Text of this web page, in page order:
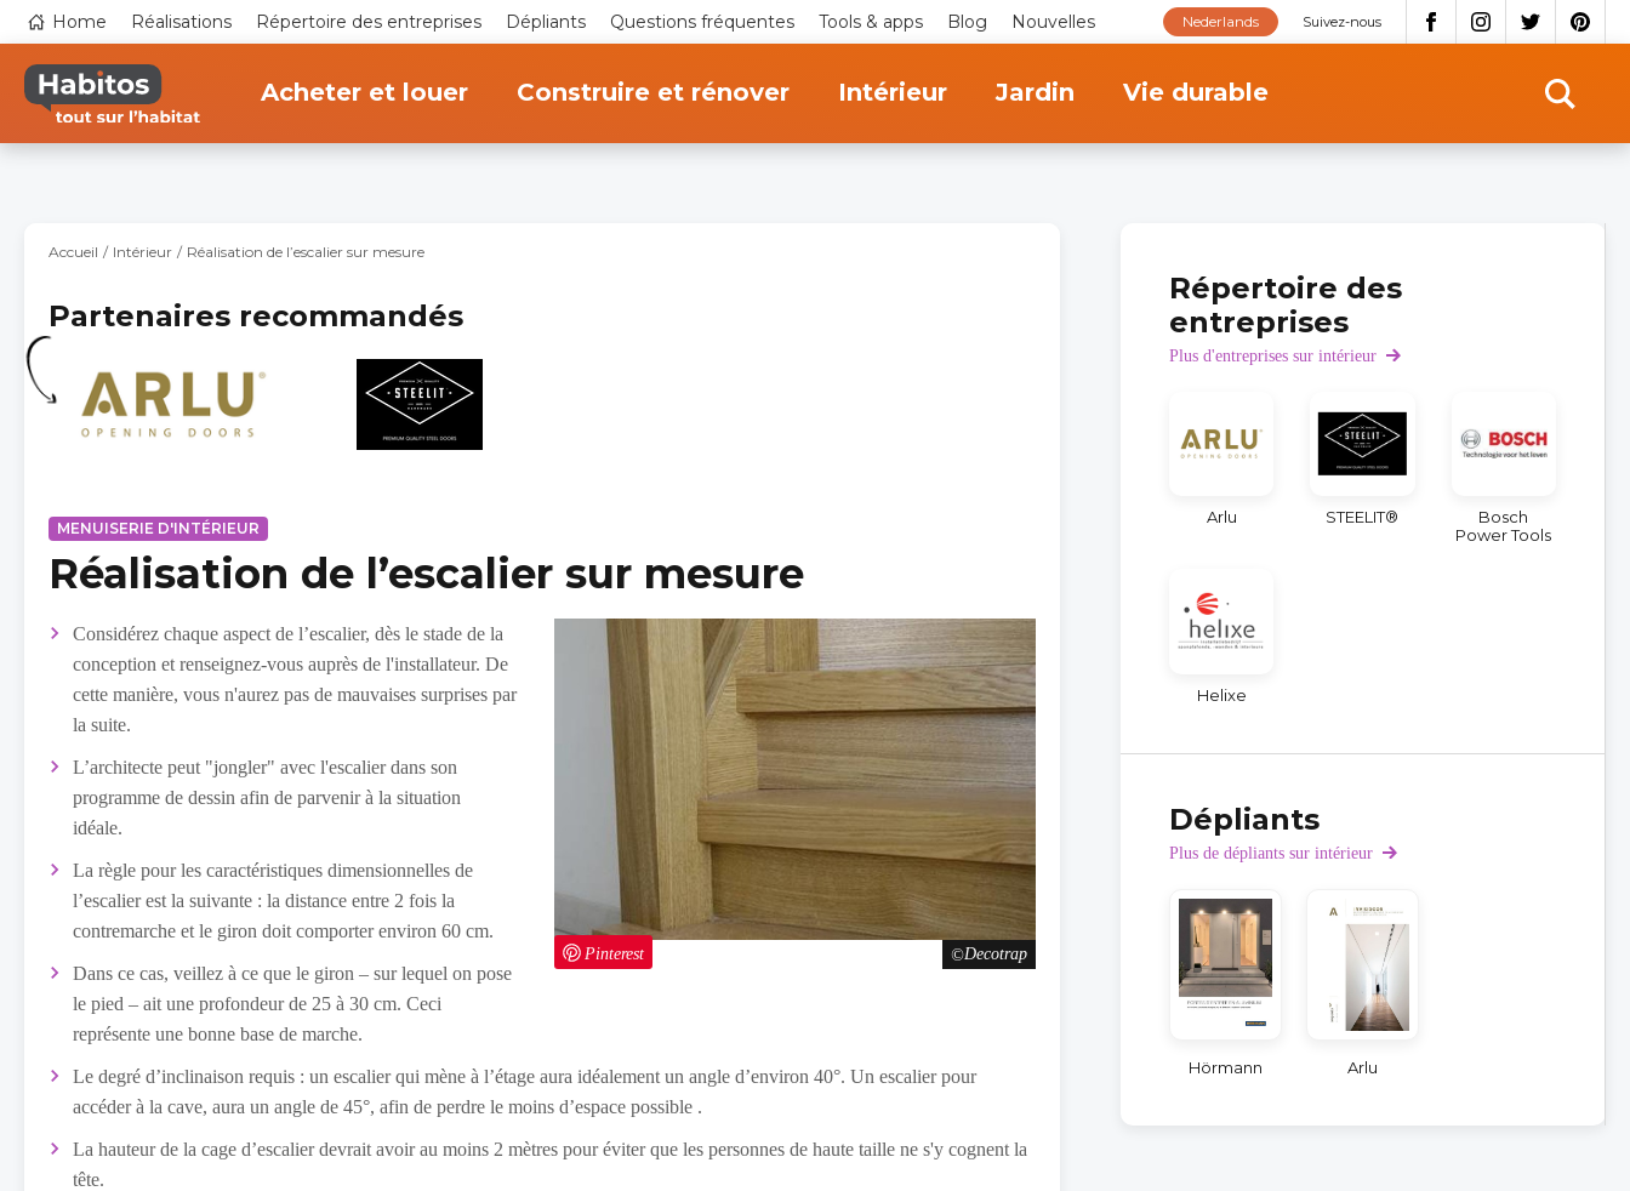
contenu
principal
Top
navigation
Home Réalisations Répertoire des entreprises Dépliants Questions fréquentes Tools & apps Blog Nouvelles Suivez-nous
Nederlands
Acheter et louer Construire et rénover Intérieur Jardin Vie durable
Accueil Intérieur Réalisation de l’escalier sur mesure
Partenaires recommandés
MENUISERIE D'INTÉRIEUR
Réalisation de l’escalier sur mesure
Decotrap
Pinterest
Considérez chaque aspect de l’escalier, dès le stade de la
conception et renseignez-vous auprès de l'installateur. De
cette manière, vous n'aurez pas de mauvaises surprises par
la suite.
L’architecte peut "jongler" avec l'escalier dans son
programme de dessin afin de parvenir à la situation
idéale.
La règle pour les caractéristiques dimensionnelles de
l’escalier est la suivante : la distance entre 2 fois la
contremarche et le giron doit comporter environ 60 cm.
Dans ce cas, veillez à ce que le giron – sur lequel on pose
le pied – ait une profondeur de 25 à 30 cm. Ceci
représente une bonne base de marche.
Le degré d’inclinaison requis : un escalier qui mène à l’étage aura idéalement un angle d’environ 40°. Un escalier pour
accéder à la cave, aura un angle de 45°, afin de perdre le moins d’espace possible .
La hauteur de la cage d’escalier devrait avoir au moins 2 mètres pour éviter que les personnes de haute taille ne s'y cognent la
tête.
Répertoire des
entreprises
Plus d'entreprises sur intérieur
Arlu STEELIT®
Bosch
Power Tools
Helixe
Dépliants
Plus de dépliants sur intérieur
Hörmann Arlu